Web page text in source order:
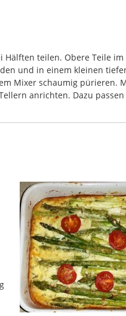
teilen. Obere Teile im
und in einem kleinen
Mixer schaumig pürieren.
anrichten. Dazu passen